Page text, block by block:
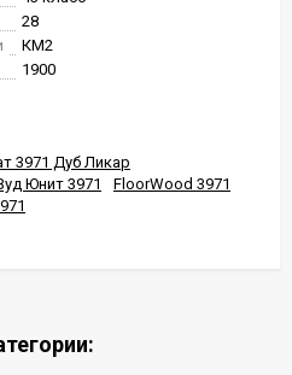
28
КМ2
1900
3971 Дуб Ликар
Юнит 3971
FloorWood 3971